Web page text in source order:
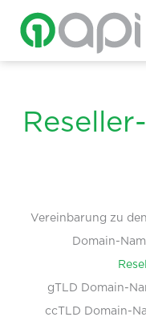
Vereinbarung zu
Domain-
gTLD Domain-
ccTLD Domain-